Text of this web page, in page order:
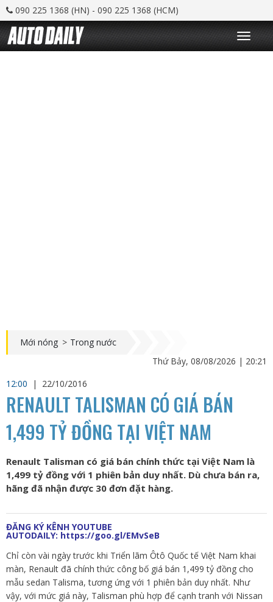
090 225 1368 (HN) - 090 225 1368 (HCM)
T
o
g
Mới nóng > Trong nước
Thứ Bảy, 08/08/2026 | 20:21
12:00
| 22/10/2016
RENAULT TALISMAN CÓ GIÁ BÁN
1,499 TỶ ĐỒNG TẠI VIỆT NAM
Renault Talisman có giá bán chính thức tại Việt Nam là
1,499 tỷ đồng với 1 phiên bản duy nhất. Dù chưa bán ra,
hãng đã nhận được 30 đơn đặt hàng.
ĐĂNG KÝ KÊNH YOUTUBE
AUTODAILY: https://goo.gl/EMvSeB
Chỉ còn vài ngày trước khi Triển lãm Ôtô Quốc tế Việt Nam khai
màn, Renault đã chính thức công bố giá bán 1,499 tỷ đồng cho
mẫu sedan Talisma, tương ứng với 1 phiên bản duy nhất. Như
vậy, với mức giá này, Talisman phù hợp để cạnh tranh với Nissan